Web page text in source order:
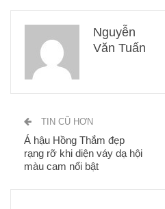
Nguyễn
Văn Tuấn
TIN CŨ HƠN
Á hậu Hồng Thắm đẹp
rạng rỡ khi diện váy dạ hội
màu cam nổi bật